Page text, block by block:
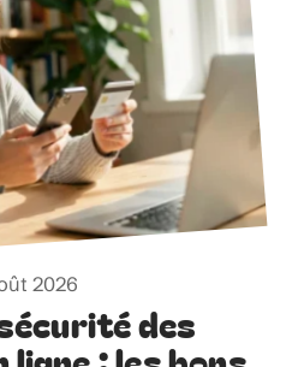
2026
des